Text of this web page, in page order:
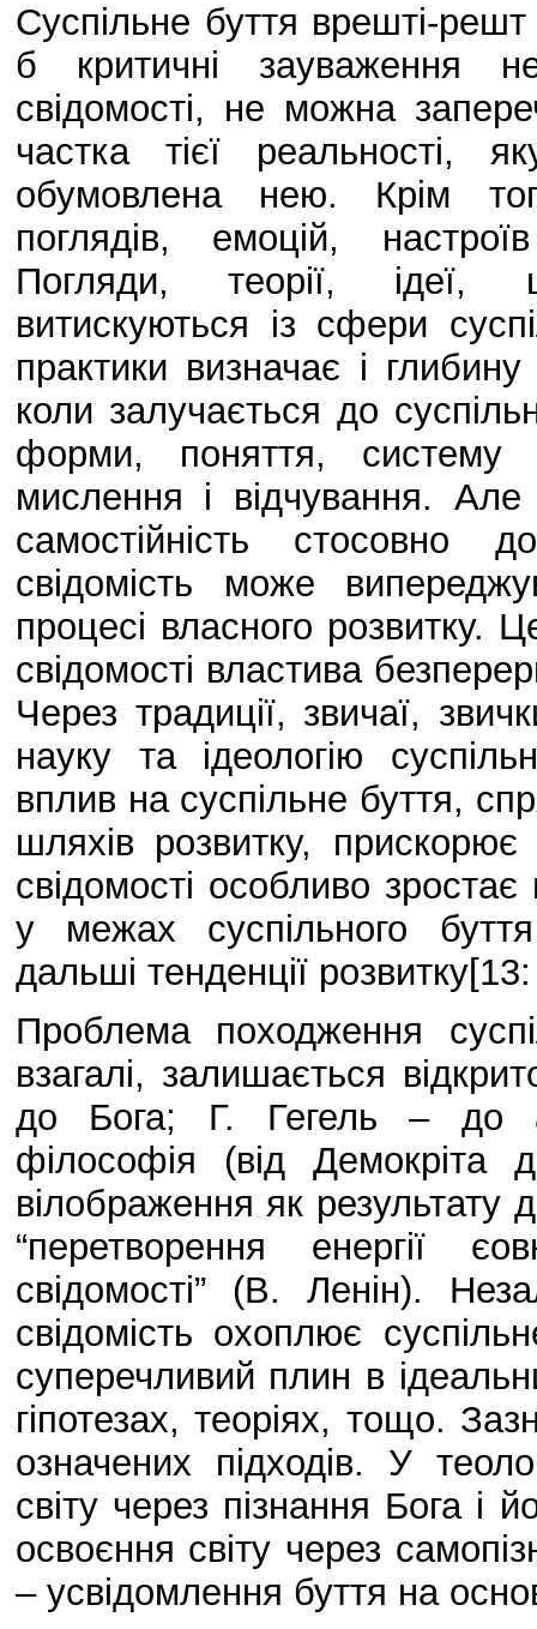
Суспільне буття врешті-решт
б критичні зауваження
свідомості, не можна
частка тієї реальності,
обумовлена нею. Крім
поглядів, емоцій,
Погляди, теорії, ідеї,
витискуються із сфери
практики визначає і
коли залучається до
форми, поняття, систему
мислення і відчування. Але
самостійність стосовно
свідомість може
процесі власного розвитку.
свідомості властива
Через традиції, звичаї,
науку та ідеологію
вплив на суспільне буття,
шляхів розвитку,
свідомості особливо
у межах суспільного
дальші тенденції
Проблема походження
взагалі, залишається
до Бога; Г. Гегель – до
філософія (від
вілображення як результату
“перетворення енергії
свідомості” (В. Ленін).
свідомість охоплює
суперечливий плин в
гіпотезах, теоріях, тощо.
означених підходів. У
світу через пізнання Бога і
освоєння світу через
– усвідомлення буття на